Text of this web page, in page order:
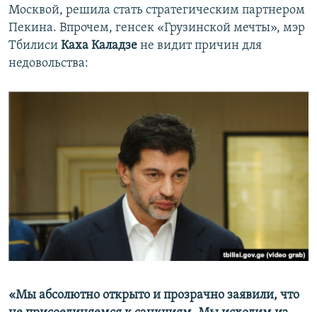
Москвой, решила стать стратегическим партнером
Пекина. Впрочем, генсек «Грузинской мечты», мэр
Тбилиси Каха Каладзе не видит причин для
недовольства:
«Мы абсолютно открыто и прозрачно заявили, что